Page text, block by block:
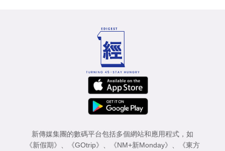
新傳媒集團的數碼平台包括多個網站和應用程式，如
《新假期》
《GOtrip》 《NM+新Monday》
《東方